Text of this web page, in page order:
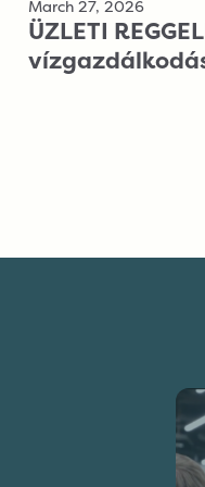
March 27, 2026
ÜZLETI